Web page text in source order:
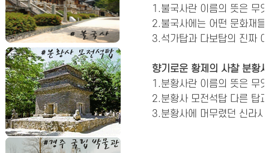
1.불국사란 이름의 뜻은 무
2.불국사에는 어떤 문화재들
3.석가탑과 다보탑의 진짜
향기로운 황제의 사찰 분황사
1.분황사란 이름의 뜻은 무
2.분황사 모전석탑 다른 탑
3.분황사에 머무렸던 신라시